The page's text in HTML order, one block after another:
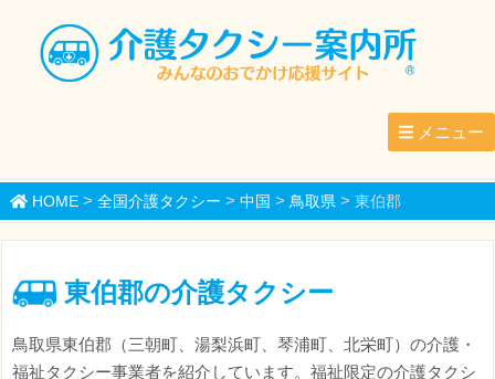
メニュー
HOME> 全国介護タクシー > 中国 > 鳥取県> 東伯郡
東伯郡の介護タクシー
鳥取県東伯郡（三朝町、湯梨浜町、琴浦町、北栄町）の介護・
福祉タクシー事業者を紹介しています。福祉限定の介護タクシ